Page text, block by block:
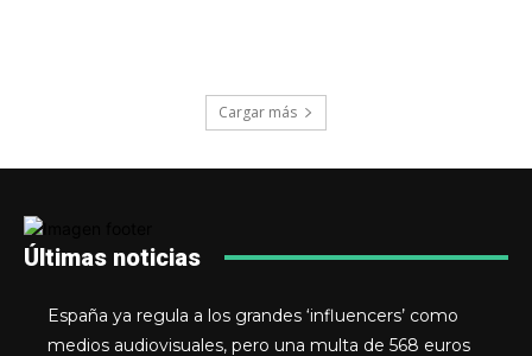
Cargar más
Últimas noticias
España ya regula a los grandes ‘influencers’ como
medios audiovisuales, pero una multa de 568 euros